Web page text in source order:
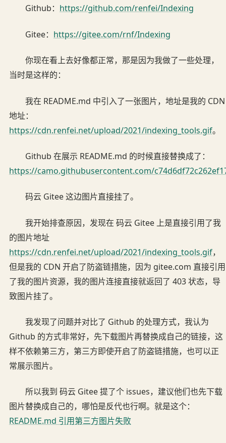
Github： https://github.com/renfei/Indexing
Gitee： https://gitee.com/rnf/Indexing
你现在看上去好像都正常，那是因为我做了一些处理，
当时是这样的：
我在 README.md 中引入了一张图片，地址是我的 CDN
地址：
https://cdn.renfei.net/upload/2021/indexing_tools.gif。
Github 在展示 README.md 的时候直接替换成了：
https://camo.githubusercontent.com/
码云 Gitee 这边图片直接挂了。
我开始排查原因，发现在 码云 Gitee 上是直接引用了我
的图片地址
https://cdn.renfei.net/upload/2021/indexing_tools.gif，
但是我的 CDN 开启了防盗链措施，因为 gitee.com 直接引用
了我的图片资源，我的图片连接直接就返回了 403 状态，导
致图片挂了。
我发现了问题并对比了 Github 的处理方式，我认为
Github 的方式非常好，先下载图片再替换成自己的链接，这
样不依赖第三方，第三方即使开启了防盗链措施，也可以正
常展示图片。
所以我到 码云 Gitee 提了个 issues，建议他们也先下载
图片替换成自己的，哪怕是反代也行啊。就是这个：
README.md 引用第三方图片失败